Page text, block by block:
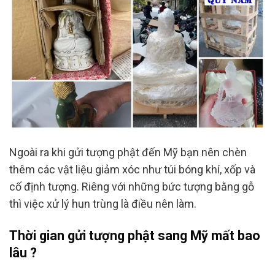
Ngoài ra khi gửi tượng phật đến Mỹ bạn nên chèn
thêm các vật liệu giảm xóc như túi bóng khí, xốp và
cố định tượng. Riêng với những bức tượng bằng gỗ
thì việc xử lý hun trùng là điều nên làm.
Thời gian gửi tượng phật sang Mỹ mất bao
lâu ?